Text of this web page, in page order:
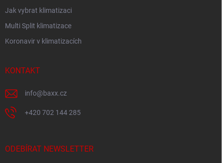
Jak vybrat klimatizaci
Multi Split klimatizace
Koronavir v klimatizacích
KONTAKT
info@baxx.cz
+420 702 144 285
ODEBÍRAT NEWSLETTER